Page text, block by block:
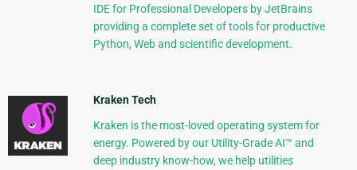
IDE for Professional Developers by JetBrains
providing a complete set of tools for productive
Python, Web and scientific development.
Kraken Tech
Kraken is the most-loved operating system for
energy. Powered by our Utility-Grade AI™ and
deep industry know-how, we help utilities